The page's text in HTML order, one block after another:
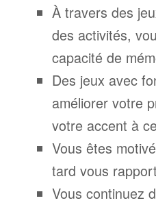
À travers des
des activités,
capacité de
Des jeux avec
améliorer votre
votre accent à
Vous êtes
tard vous
Vous continuez